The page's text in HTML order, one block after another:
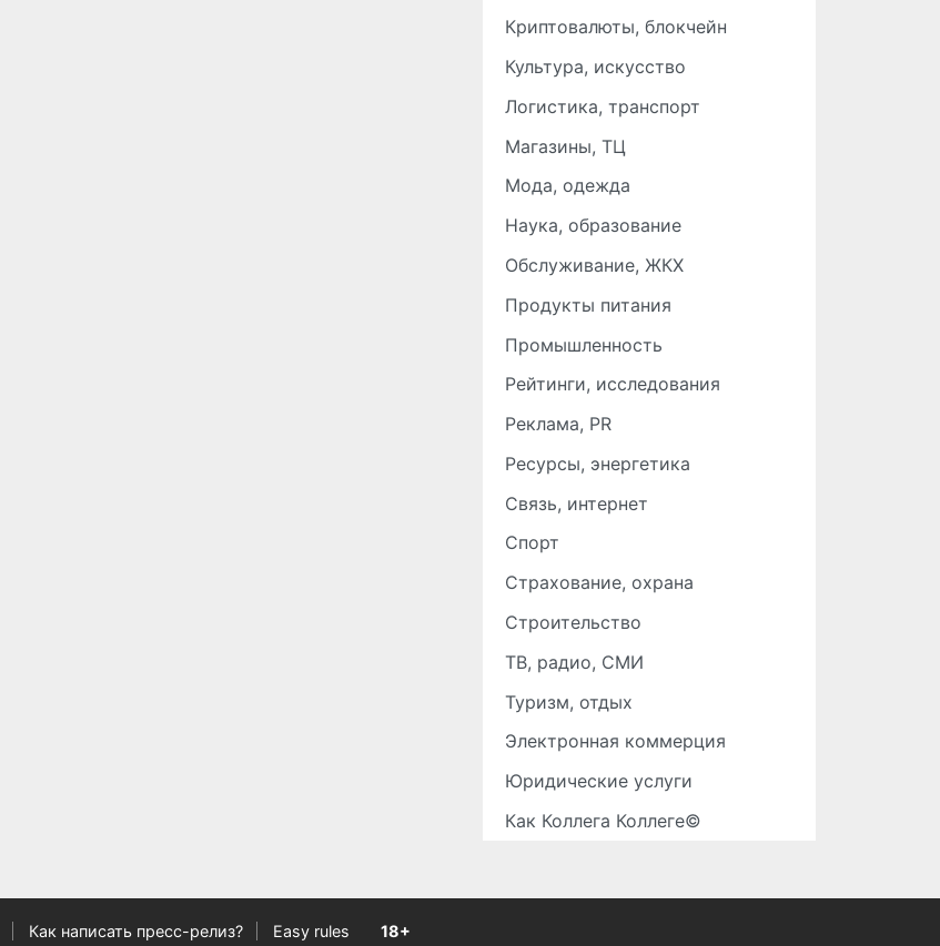
Криптовалюты, блокчейн
Культура, искусство
Логистика, транспорт
Магазины, ТЦ
Мода, одежда
Наука, образование
Обслуживание, ЖКХ
Продукты питания
Промышленность
Рейтинги, исследования
Реклама, PR
Ресурсы, энергетика
Связь, интернет
Спорт
Страхование, охрана
Строительство
ТВ, радио, СМИ
Туризм, отдых
Электронная коммерция
Юридические услуги
Как Коллега Коллеге©
Как написать пресс-релиз? Easy rules 18+